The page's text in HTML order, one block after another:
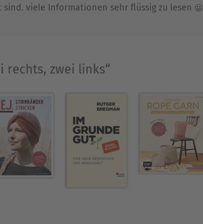
viele Informationen sehr flüssig zu lesen 😀
rechts, zwei links“